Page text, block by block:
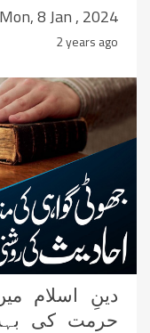
Mon, 8 Jan , 2024
2 years ago
دینِ اسلام
حرمت کی